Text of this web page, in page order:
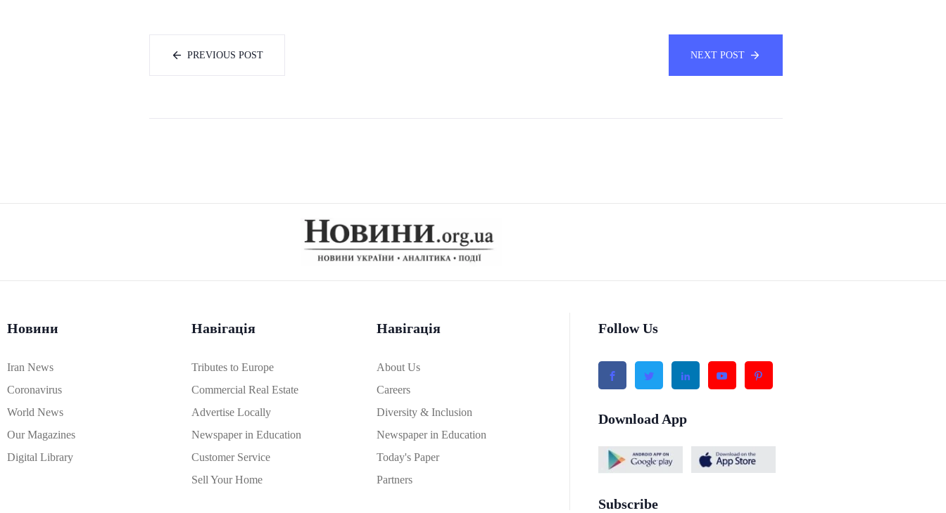
PREVIOUS POST NEXT POST
Новини
Iran News
Coronavirus
World News
Our Magazines
Digital Library
Навігація
Tributes to Europe
Commercial Real Estate
Advertise Locally
Newspaper in Education
Customer Service
Sell Your Home
Навігація
About Us
Careers
Diversity & Inclusion
Newspaper in Education
Today's Paper
Partners
Follow Us
Download App
Subscribe